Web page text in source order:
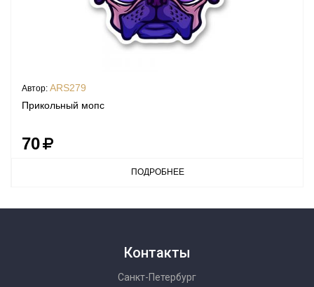
Автор: ARS279
Прикольный мопс
70
ПОДРОБНЕЕ
Контакты
Санкт-Петербург